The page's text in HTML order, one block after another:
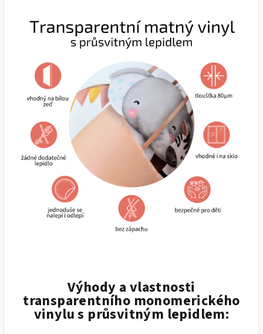
Výhody a vlastnosti
transparentního monomerického
vinylu s průsvitným lepidlem: